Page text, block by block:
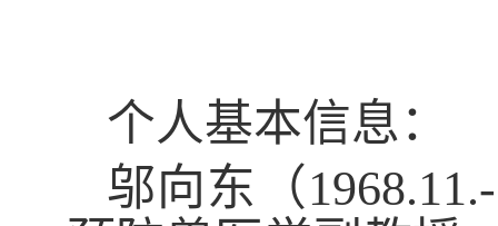
个人基本信息：
邬向东（ 1968.11.-